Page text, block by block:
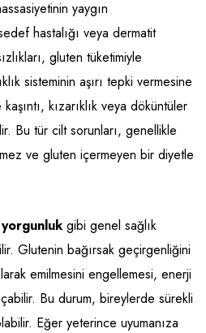
yaygın
hastalığı veya dermatit
gluten tüketimiyle
sisteminin aşırı tepki vermesine
kızarıklık veya döküntüler
Bu tür cilt sorunları, genellikle
ve gluten içermeyen bir diyetle
gibi genel sağlık
Glutenin bağırsak geçirgenliğini
emilmesini engellemesi, enerji
Bu durum, bireylerde sürekli
Eğer yeterince uyumanıza